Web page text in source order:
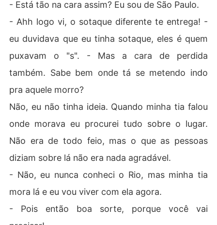
- Está tão na cara assim? Eu sou de São Paulo.
- Ahh logo vi, o sotaque diferente te entrega! -
eu duvidava que eu tinha sotaque, eles é quem
puxavam o "s". - Mas a cara de perdida
também. Sabe bem onde tá se metendo indo
pra aquele morro?
Não, eu não tinha ideia. Quando minha tia falou
onde morava eu procurei tudo sobre o lugar.
Não era de todo feio, mas o que as pessoas
diziam sobre lá não era nada agradável.
- Não, eu nunca conheci o Rio, mas minha tia
mora lá e eu vou viver com ela agora.
- Pois então boa sorte, porque você vai